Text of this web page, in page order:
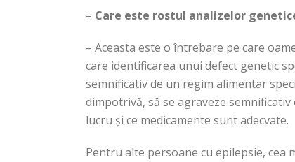
– Care este rostul analizelor
– Aceasta este o întrebare pe care
care identificarea unui defect genetic
semnificativ de un regim alimentar
dimpotrivă, să se agraveze
lucru și ce medicamente sunt adecvate.
Pentru alte persoane cu epilepsie, cea